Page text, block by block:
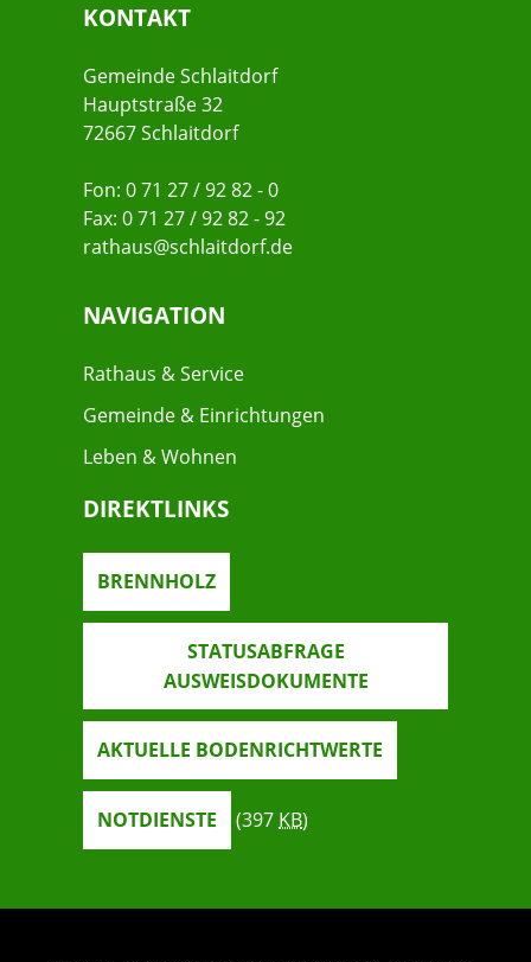
KONTAKT
Gemeinde Schlaitdorf
Hauptstraße 32
72667 Schlaitdorf
Fon: 0 71 27 / 92 82 - 0
Fax: 0 71 27 / 92 82 - 92
rathaus@schlaitdorf.de
NAVIGATION
Rathaus & Service
Gemeinde & Einrichtungen
Leben & Wohnen
DIREKTLINKS
BRENNHOLZ
STATUSABFRAGE
AUSWEISDOKUMENTE
AKTUELLE BODENRICHTWERTE
NOTDIENSTE (397 KB)